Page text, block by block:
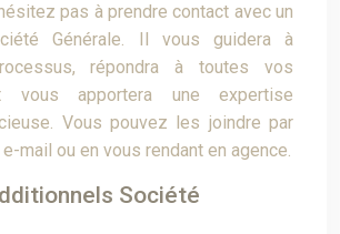
pas à prendre contact avec un
Générale. Il vous guidera à
répondra à toutes vos
vous apportera une expertise
Vous pouvez les joindre par
mail ou en vous rendant en agence.
Société